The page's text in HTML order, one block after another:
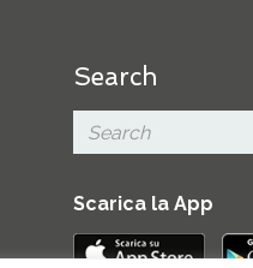
Search
Scarica la App